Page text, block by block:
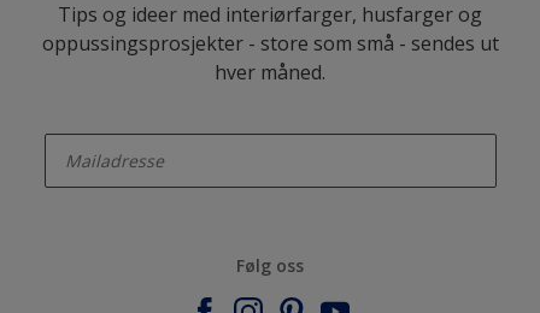
Tips og ideer med interiørfarger, husfarger og
oppussingsprosjekter - store som små - sendes ut
hver måned.
Følg oss